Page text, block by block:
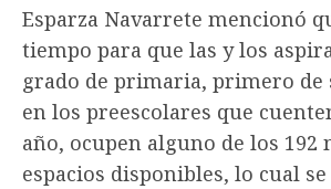
Esparza Navarrete mencionó
tiempo para que las y los
grado de primaria, primero de
en los preescolares que
año, ocupen alguno de los 192
espacios disponibles, lo cual